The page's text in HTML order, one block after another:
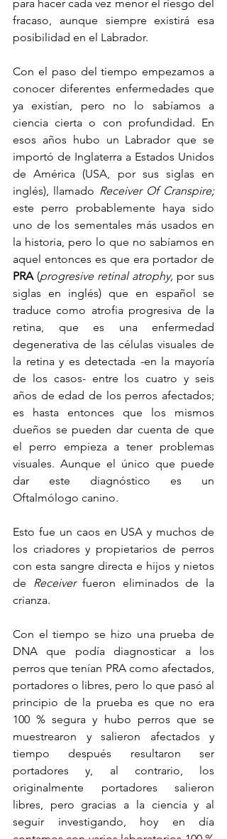
para hacer cada vez menor el riesgo del
fracaso, aunque siempre existirá esa
posibilidad en el Labrador.
Con el paso del tiempo empezamos a
conocer diferentes enfermedades que
ya existían, pero no lo sabíamos a
ciencia cierta o con profundidad. En
esos años hubo un Labrador que se
importó de Inglaterra a Estados Unidos
de América (USA, por sus siglas en
inglés), llamado
Receiver Of Cranspire;
este perro probablemente haya sido
uno de los sementales más usados en
la historia, pero lo que no sabíamos en
PRA (progresive retinal atrophy, por sus
siglas en inglés) que en español se
traduce como atrofia progresiva de la
retina, que es una enfermedad
degenerativa de las células visuales de
la retina y es detectada -en la mayoría
de los casos- entre los cuatro y seis
años de edad de los perros afectados;
es hasta entonces que los mismos
dueños se pueden dar cuenta de que
el perro empieza a tener problemas
visuales. Aunque el único que puede
dar este diagnóstico es un
Oftalmólogo canino.
Esto fue un caos en USA y muchos de
los criadores y propietarios de perros
con esta sangre directa e hijos y nietos
de Receiver fueron eliminados de la
crianza.
Con el tiempo se hizo una prueba de
DNA que podía diagnosticar a los
perros que tenían PRA como afectados,
portadores o libres, pero lo que pasó al
principio de la prueba es que no era
100 % segura y hubo perros que se
muestrearon y salieron afectados y
tiempo después resultaron ser
portadores y, al contrario, los
originalmente portadores salieron
libres, pero gracias a la ciencia y al
seguir investigando, hoy en día